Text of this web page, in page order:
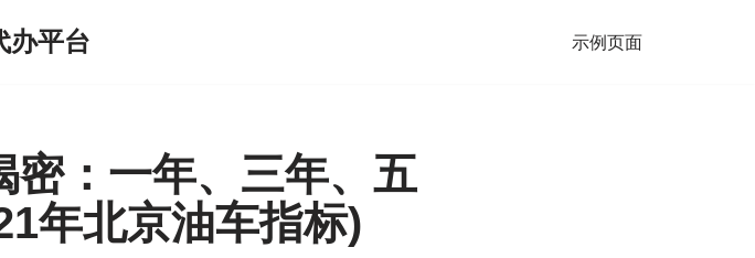
办平台 示例页面
密：一年、三年、五
年北京油车指标)